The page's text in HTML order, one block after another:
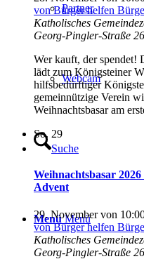
Partner
Webcam
Suche
Menü Menü
von Bürger helfen
Katholisches
Georg-Pingler-Straße
Wer kauft, der spendet!
lädt zum Königsteiner
hilfsbedürftiger
gemeinnützige Verein
Weihnachtsbasar am
So. 29
Weihnachtsbasar
Advent
29. November von
von Bürger helfen
Katholisches
Georg-Pingler-Straße